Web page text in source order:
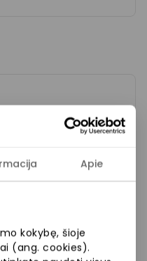
Apie
kokybę, šioje
(ang. cookies).